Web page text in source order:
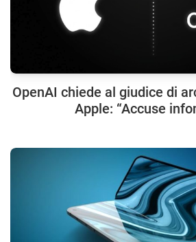
OpenAI chiede al giudice di
Apple: “Accuse